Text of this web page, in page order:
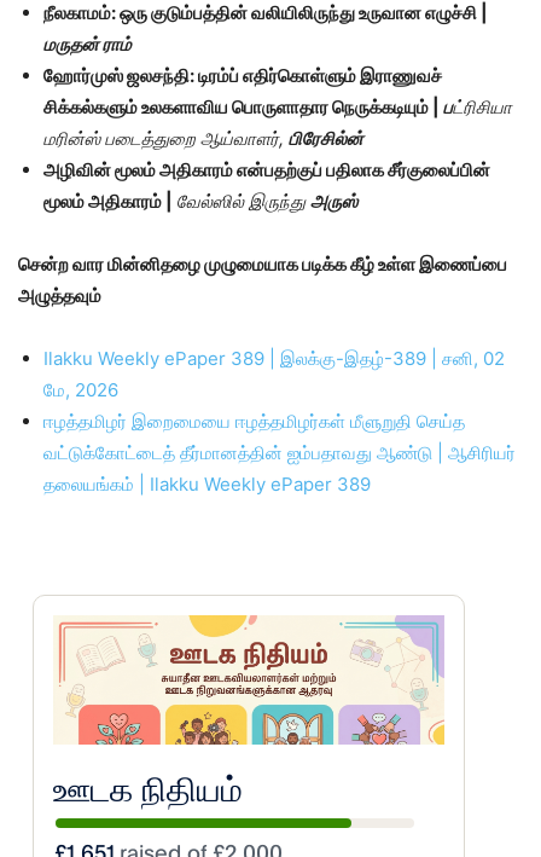
நீலகாமம்: ஒரு குடும்பத்தின் வலியிலிருந்து உருவான எழுச்சி |
மருதன் ராம்
ஹோர்முஸ் ஜலசந்தி: டிரம்ப் எதிர்கொள்ளும் இராணுவச்
சிக்கல்களும் உலகளாவிய பொருளாதார நெருக்கடியும் | பட்ரிசியா
மரின்ஸ் படைத்துறை ஆய்வாளர், பிரேசில்ன்
அழிவின் மூலம் அதிகாரம் என்பதற்குப் பதிலாக சீர்குலைப்பின்
மூலம் அதிகாரம் | வேல்ஸில் இருந்துஅருஸ்
சென்ற வார மின்னிதழை முழுமையாகபடிக்க கீழ் உள்ள இணைப்பை
அழுத்தவும்
Ilakku Weekly ePaper 389 | இலக்கு-இதழ்-389 | சனி, 02
மே, 2026
ஈழத்தமிழர் இறைமையை ஈழத்தமிழர்கள் மீளுறுதி செய்த
வட்டுக்கோட்டைத் தீர்மானத்தின் ஐம்பதாவது ஆண்டு | ஆசிரியர்
தலையங்கம் | Ilakku Weekly ePaper 389